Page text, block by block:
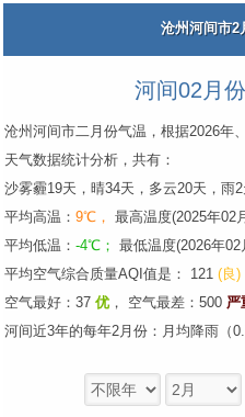
沧州河间市2
河间02月
沧州河间市二月份气温，根据2026年
天气数据统计分析，共有：
沙雾霾19天，晴34天，多云20天，雨2
平均高温： 9℃， 最高温度(2025年02
平均低温： -4℃； 最低温度(2026年02
平均空气综合质量AQI值是： 121 (良)
空气最好：37 优 ， 空气最差：500 严
河间近3年的每年2月份：月均降雨（